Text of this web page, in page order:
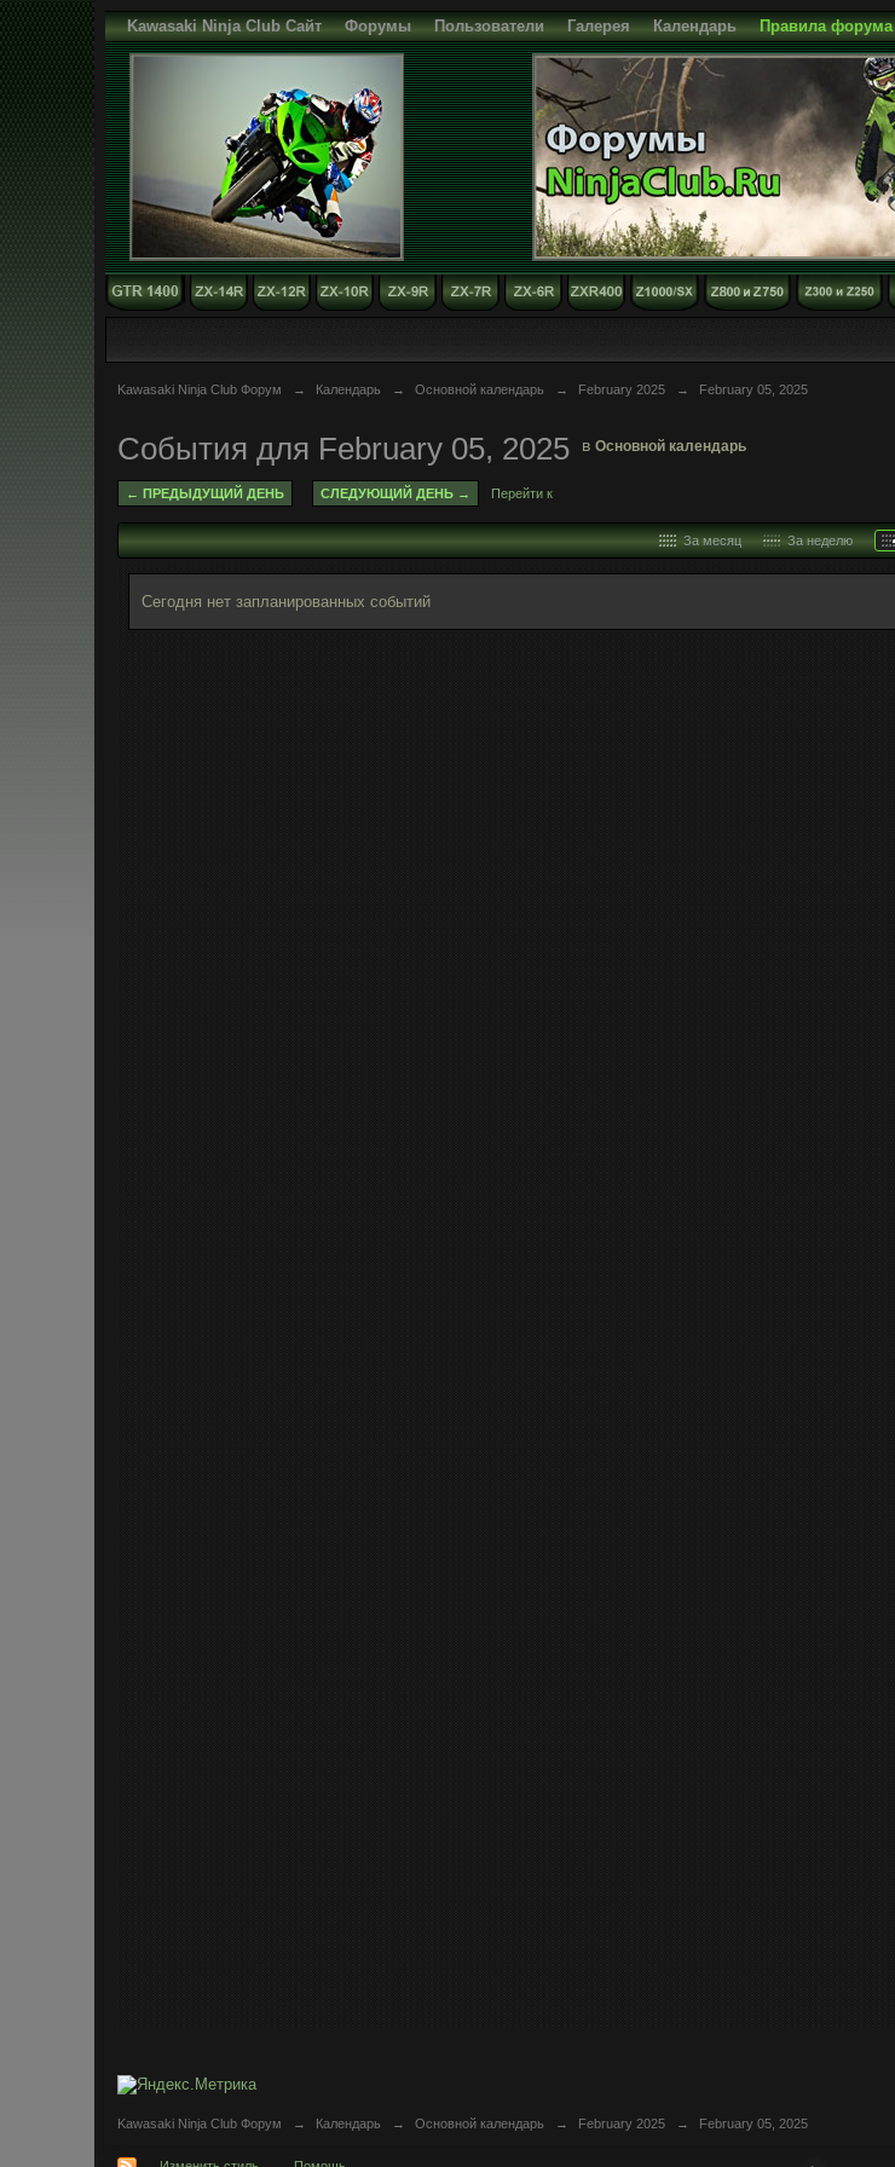
Правила форума
Kawasaki Ninja Club Сайт Форумы Пользователи Галерея Календарь
Kawasaki Ninja Club Форум → Календарь → Основной календарь → February 2025 → February 05, 2025
События для February 05, 2025 вОсновной календарь
← ПРЕДЫДУЩИЙ ДЕНЬ СЛЕДУЮЩИЙ ДЕНЬ → Перейти к
За месяц За неделю
Сегодня нет запланированных событий
Kawasaki Ninja Club Форум → Календарь → Основной календарь → February 2025 → February 05, 2025